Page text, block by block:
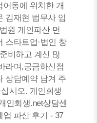
동에 위치한 개
김재현 법무사 입
원 개인파산 면
스타트업·법인 창
비하고 계신 많
라며,궁금하신점
상담예약 남겨 주
시오. 개인회생
인회생.net상담센
업 파산 후기 - 37